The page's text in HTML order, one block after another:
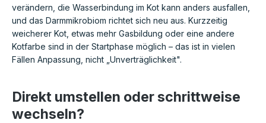
verändern, die Wasserbindung im Kot kann anders ausfallen,
und das Darmmikrobiom richtet sich neu aus. Kurzzeitig
weicherer Kot, etwas mehr Gasbildung oder eine andere
Kotfarbe sind in der Startphase möglich – das ist in vielen
Fällen Anpassung, nicht „Unverträglichkeit".
Direkt umstellen oder schrittweise
wechseln?